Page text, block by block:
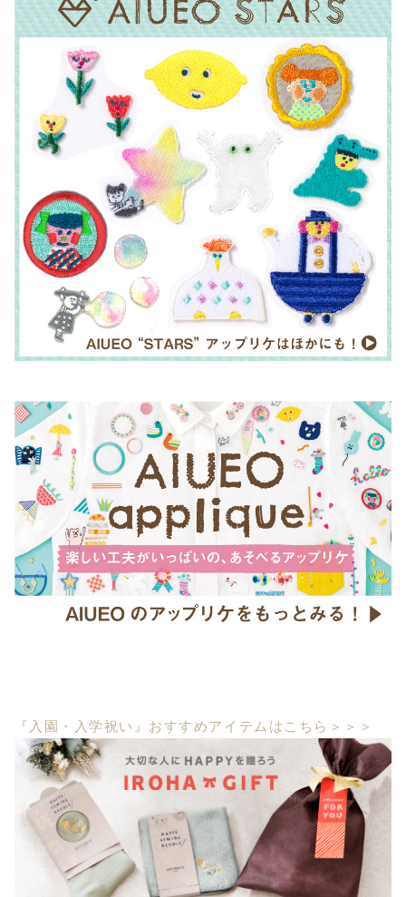
『入園・入学祝い』おすすめアイテムはこちら＞＞＞